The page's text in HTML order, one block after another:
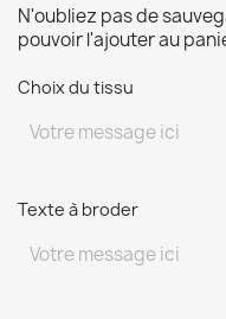
N'oubliez pas de
pouvoir l'ajouter au
Choix du tissu
Texte à broder